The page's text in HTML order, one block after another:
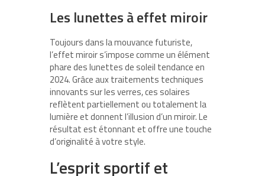
Les lunettes à effet miroir
Toujours dans la mouvance futuriste,
l’effet miroir s’impose comme un élément
phare des lunettes de soleil tendance en
2024. Grâce aux traitements techniques
innovants sur les verres, ces solaires
reflètent partiellement ou totalement la
lumière et donnent l’illusion d’un miroir. Le
résultat est étonnant et offre une touche
d’originalité à votre style.
L’esprit sportif et